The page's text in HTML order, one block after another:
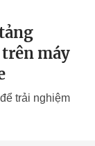
máy
trải nghiệm